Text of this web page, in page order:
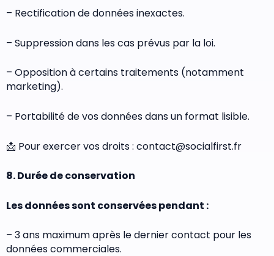
– Rectification de données inexactes.
– Suppression dans les cas prévus par la loi.
– Opposition à certains traitements (notamment
marketing).
– Portabilité de vos données dans un format lisible.
📩 Pour exercer vos droits : contact@socialfirst.fr
8. Durée de conservation
Les données sont conservées pendant :
– 3 ans maximum après le dernier contact pour les
données commerciales.